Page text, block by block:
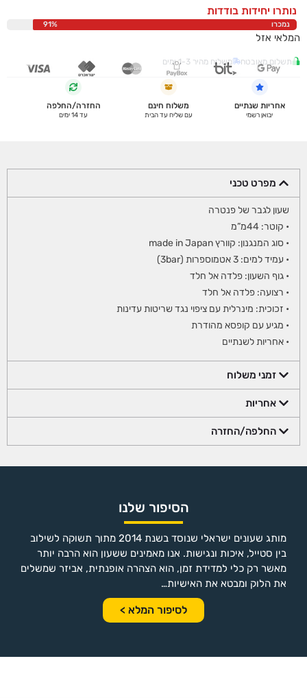
נותרו יחידות בודדות
נמכרו 91%
המלאי אזל
תשלום מאובטח משלוח מהיר 1-3 ימים
אחריות שנתיים
יבואן רשמי
משלוח חינם
עם שליח עד הבית
החזרה/החלפה
עד 14 ימים
מפרט טכני
שעון לגבר של פנטרה
• קוטר: 44מ”מ
• סוג המנגנון: קוורץ made in Japan
• עמיד למים: 3 אטמוספרות (3bar)
• גוף השעון: פלדה אל חלד
• רצועה: פלדה אל חלד
• זכוכית: מינרלית עם ציפוי נגד שריטות עדינות
• מגיע עם קופסא מהודרת
• אחריות לשנתיים
זמני משלוח
אחריות
החלפה/החזרה
הסיפור שלנו
מותג שעונים ישראלי שנוסד בשנת 2014 מתוך תשוקה לשילוב
בין סטייל, איכות ונגישות. אנו מאמינים ששעון הוא הרבה יותר
מאשר רק כלי למדידת זמן, הוא הצהרה אופנתית, אביזר שמשלים
את הלוק ומבטא את האישיות…
לסיפור המלא >